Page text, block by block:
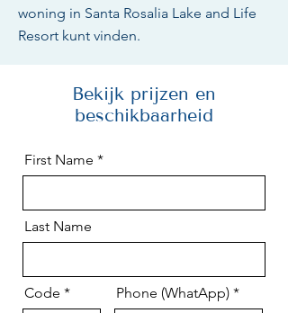
woning in Santa Rosalia Lake and Life
Resort kunt vinden.
Bekijk prijzen en
beschikbaarheid
First Name
Last Name
Code Phone (WhatApp)